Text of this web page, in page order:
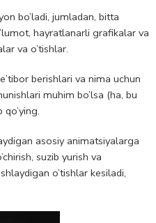
bo’ladi, jumladan, bitta
hayratlanarli grafikalar va
va o’tishlar.
berishlari va nima uchun
muhim bo’lsa (ha, bu
asosiy animatsiyalarga
suzib yurish va
o’tishlar kesiladi,